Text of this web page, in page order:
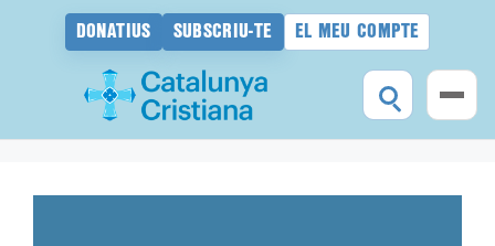
DONATIUS SUBSCRIU-TE EL MEU COMPTE